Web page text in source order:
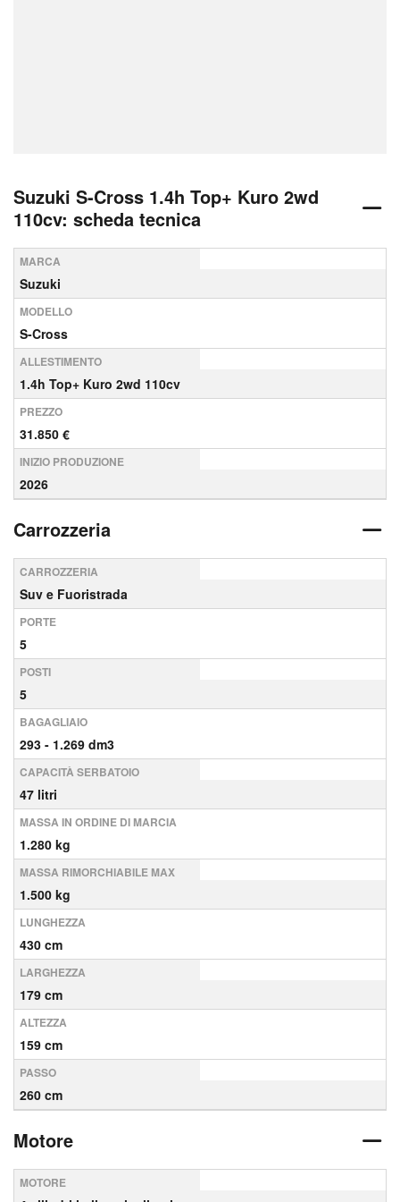
Suzuki S-Cross 1.4h Top+ Kuro 2wd
110cv: scheda tecnica
MARCA
Suzuki
MODELLO
S-Cross
ALLESTIMENTO
1.4h Top+ Kuro 2wd 110cv
PREZZO
31.850 €
INIZIO PRODUZIONE
2026
Carrozzeria
CARROZZERIA
Suv e Fuoristrada
PORTE
5
POSTI
5
BAGAGLIAIO
293 - 1.269 dm3
CAPACITÀ SERBATOIO
47 litri
MASSA IN ORDINE DI MARCIA
1.280 kg
MASSA RIMORCHIABILE MAX
1.500 kg
LUNGHEZZA
430 cm
LARGHEZZA
179 cm
ALTEZZA
159 cm
PASSO
260 cm
Motore
MOTORE